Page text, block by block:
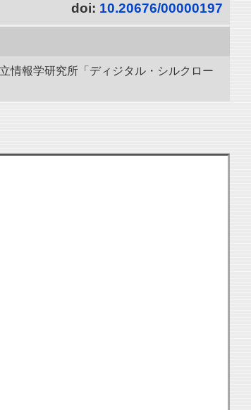
doi: 10.20676/00000197
情報学研究所「ディジタル・シルクロー